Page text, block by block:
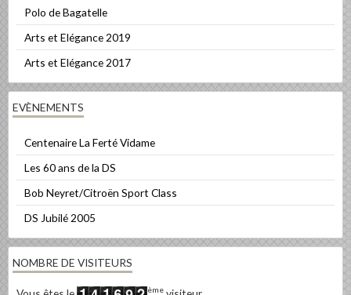
Polo de Bagatelle
Arts et Elégance 2019
Arts et Elégance 2017
EVÈNEMENTS
Centenaire La Ferté Vidame
Les 60 ans de la DS
Bob Neyret/Citroën Sport Class
DS Jubilé 2005
NOMBRE DE VISITEURS
ème